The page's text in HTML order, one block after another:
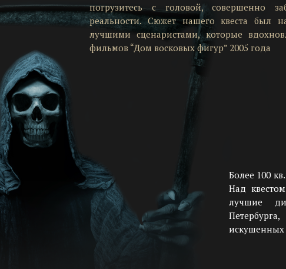
Более 100
Над
лучшие
искушенных
погрузитесь с головой, совершенно
реальности. Сюжет нашего квеста был
лучшими сценаристами, которые
фильмов “Дом восковых фигур” 2005 года